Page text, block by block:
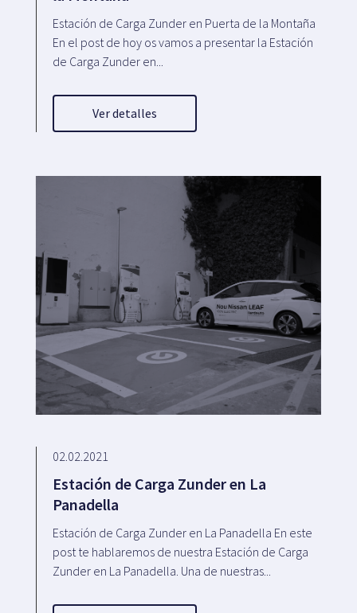
Estación de Carga Zunder en Puerta de la Montaña
En el post de hoy os vamos a presentar la Estación
de Carga Zunder en...
Ver detalles
02.02.2021
Estación de Carga Zunder en La
Panadella
Estación de Carga Zunder en La Panadella En este
post te hablaremos de nuestra Estación de Carga
Zunder en La Panadella. Una de nuestras...